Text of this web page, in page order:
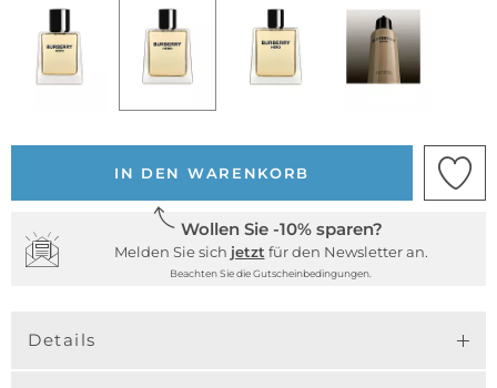
IN DEN WARENKORB
Wollen Sie -10% sparen?
Melden Sie sich jetzt für den Newsletter an.
Beachten Sie die Gutscheinbedingungen.
Details